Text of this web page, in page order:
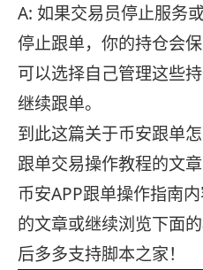
A: 如果交易员停止服务
停止跟单，你的持仓会
可以选择自己管理这些
继续跟单。
到此这篇关于币安跟单
跟单交易操作教程的文
币安APP跟单操作指南
的文章或继续浏览下面
后多多支持脚本之家！